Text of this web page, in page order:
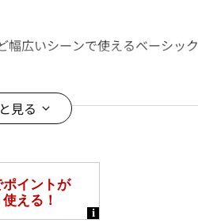
幅広いシーンで使えるベーシック
マートフォンなどの閲覧環境に
います。予めご了承ください。
います。
た、時期によっては販売を終了
見る